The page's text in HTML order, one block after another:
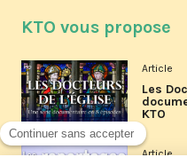
KTO vous propose
Article
Les
KTO
Article